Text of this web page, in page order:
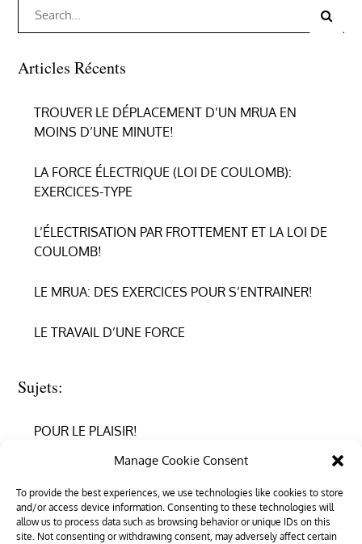
Manage Cookie Consent
To provide the best experiences, we use technologies like cookies to store
and/or access device information. Consenting to these technologies will
allow us to process data such as browsing behavior or unique IDs on this
site. Not consenting or withdrawing consent, may adversely affect certain
for:
Search
Articles Récents
TROUVER LE DÉPLACEMENT D’UN MRUA EN
MOINS D’UNE MINUTE!
LA FORCE ÉLECTRIQUE (LOI DE COULOMB):
EXERCICES-TYPE
L’ÉLECTRISATION PAR FROTTEMENT ET LA LOI DE
COULOMB!
LE MRUA: DES EXERCICES POUR S’ENTRAINER!
LE TRAVAIL D’UNE FORCE
Sujets:
POUR LE PLAISIR!
REPRENDRE CONFIANCE
RÉUSSIR EN PHYSIQUE